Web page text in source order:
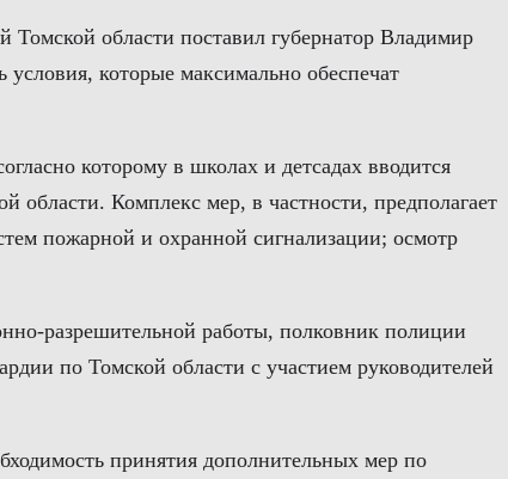
области поставил губернатор Владимир
которые максимально обеспечат
которому в школах и детсадах вводится
области. Комплекс мер, в частности, предполагает
пожарной и охранной сигнализации; осмотр
разрешительной работы, полковник полиции
по Томской области с участием руководителей
принятия дополнительных мер по